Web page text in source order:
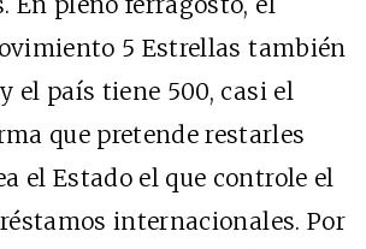
5 Estrellas también
el país tiene 500, casi el
que pretende restarles
el Estado el que controle el
internacionales. Por